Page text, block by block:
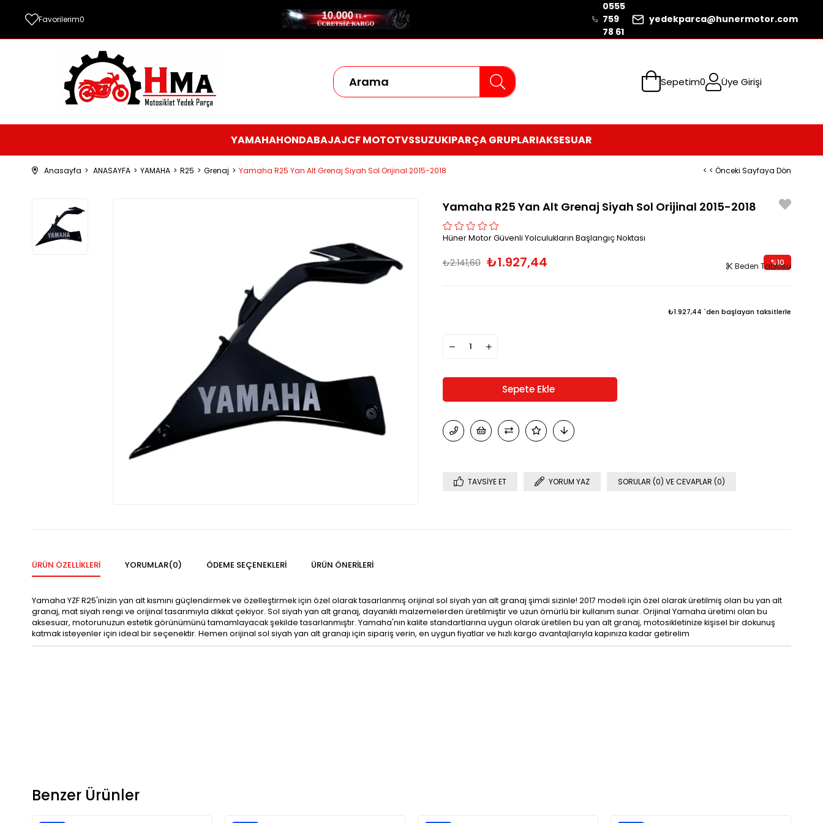
Favorilerim0
0555
759
78 61
yedekparca@hunermotor.com
Sepetim0 Üye Girişi
YAMAHAHONDABAJAJCF MOTOTVSSUZUKIPARÇA GRUPLARIAKSESUAR
Anasayfa ANASAYFA YAMAHA R25 Grenaj Yamaha R25 Yan Alt Grenaj Siyah Sol Orijinal 2015-2018 < < Önceki Sayfaya Dön
Yamaha R25 Yan Alt Grenaj Siyah Sol Orijinal 2015-2018
Hüner Motor Güvenli Yolculukların Başlangıç Noktası
₺2.141,60 ₺1.927,44 %10
Beden Tablosu
₺1.927,44 `den başlayan taksitlerle
TAVSIYE ET YORUM YAZ SORULAR (0) VE CEVAPLAR (0)
ÜRÜN ÖZELLIKLERI YORUMLAR(0) ÖDEME SEÇENEKLERI ÜRÜN ÖNERILERI
Yamaha YZF R25'inizin yan alt kısmını güçlendirmek ve özelleştirmek için özel olarak tasarlanmış orijinal sol siyah yan alt granaj şimdi sizinle! 2017 modeli için özel olarak üretilmiş olan bu yan alt
granaj, mat siyah rengi ve orijinal tasarımıyla dikkat çekiyor. Sol siyah yan alt granaj, dayanıklı malzemelerden üretilmiştir ve uzun ömürlü bir kullanım sunar. Orijinal Yamaha üretimi olan bu
aksesuar, motorunuzun estetik görünümünü tamamlayacak şekilde tasarlanmıştır. Yamaha'nın kalite standartlarına uygun olarak üretilen bu yan alt granaj, motosikletinize kişisel bir dokunuş
katmak isteyenler için ideal bir seçenektir. Hemen orijinal sol siyah yan alt granajı için sipariş verin, en uygun fiyatlar ve hızlı kargo avantajlarıyla kapınıza kadar getirelim
Benzer Ürünler